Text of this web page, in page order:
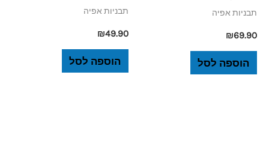
תבניות אפיה
₪69.90
הוספה לסל
תבניות אפיה
₪49.90
הוספה לסל